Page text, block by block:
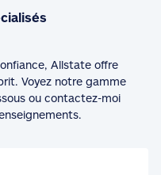
Allstate offre
Voyez notre gamme
ou contactez-moi